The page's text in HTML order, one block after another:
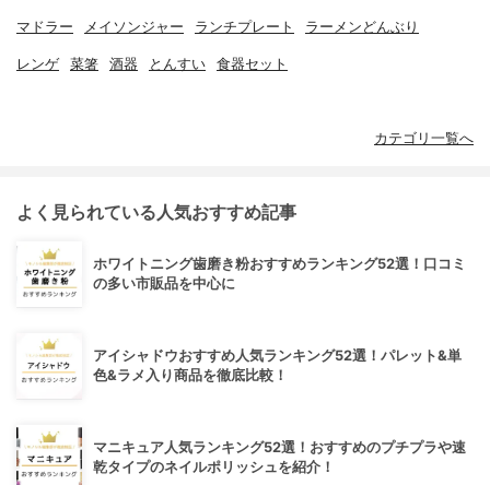
マドラー メイソンジャー ランチプレート ラーメンどんぶり
レンゲ 菜箸 酒器 とんすい 食器セット
カテゴリ一覧へ
よく見られている人気おすすめ記事
ホワイトニング歯磨き粉おすすめランキング52選！口コミ
の多い市販品を中心に
アイシャドウおすすめ人気ランキング52選！パレット&単
色&ラメ入り商品を徹底比較！
マニキュア人気ランキング52選！おすすめのプチプラや速
乾タイプのネイルポリッシュを紹介！